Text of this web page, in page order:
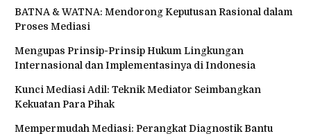
BATNA & WATNA: Mendorong Keputusan Rasional dalam
Proses Mediasi
Mengupas Prinsip-Prinsip Hukum Lingkungan
Internasional dan Implementasinya di Indonesia
Kunci Mediasi Adil: Teknik Mediator Seimbangkan
Kekuatan Para Pihak
Mempermudah Mediasi: Perangkat Diagnostik Bantu